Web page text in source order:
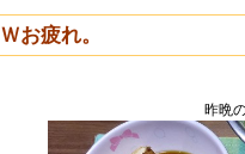
Ｗお疲れ。
昨晩